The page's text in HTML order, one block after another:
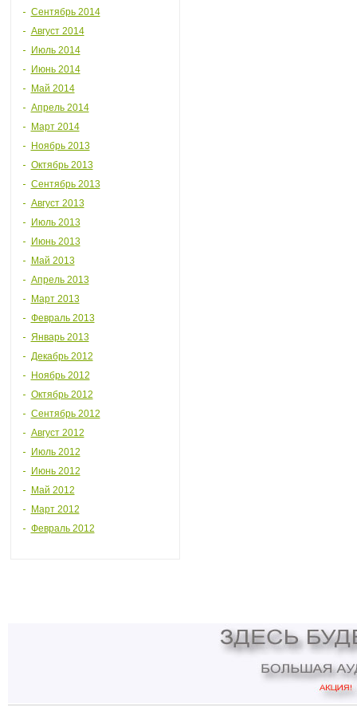
Сентябрь 2014
Август 2014
Июль 2014
Июнь 2014
Май 2014
Апрель 2014
Март 2014
Ноябрь 2013
Октябрь 2013
Сентябрь 2013
Август 2013
Июль 2013
Июнь 2013
Май 2013
Апрель 2013
Март 2013
Февраль 2013
Январь 2013
Декабрь 2012
Ноябрь 2012
Октябрь 2012
Сентябрь 2012
Август 2012
Июль 2012
Июнь 2012
Май 2012
Март 2012
Февраль 2012